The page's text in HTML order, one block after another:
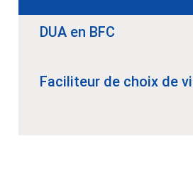
DUA en BFC
Faciliteur de choix de